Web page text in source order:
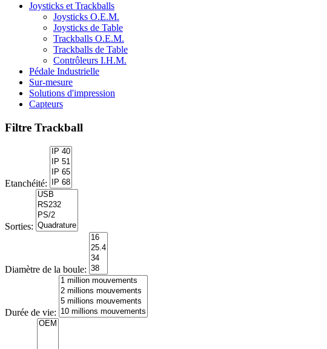
Joysticks et Trackballs
Joysticks O.E.M.
Joysticks de Table
Trackballs O.E.M.
Trackballs de Table
Contrôleurs I.H.M.
Pédale Industrielle
Sur-mesure
Solutions d'impression
Capteurs
Filtre Trackball
Etanchéité:
Sorties:
Diamètre de la boule:
Durée de vie: